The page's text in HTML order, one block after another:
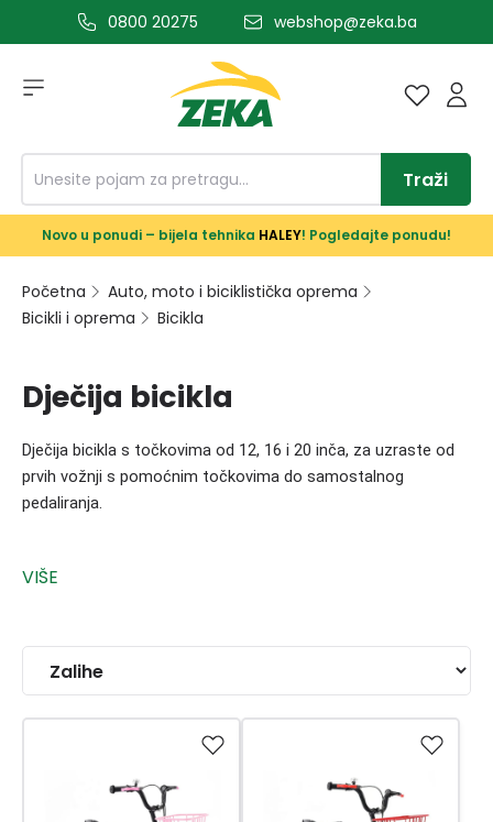
glavni sadržaj0800 20275 webshop@zeka.ba
Traži
Novo u ponudi – bijela tehnika HALEY! Pogledajte ponudu!
Početna
Auto, moto i biciklistička oprema
Bicikli i oprema
Bicikla
Dječija bicikla
Dječija bicikla s točkovima od 12, 16 i 20 inča, za uzraste od
prvih vožnji s pomoćnim točkovima do samostalnog
pedaliranja.